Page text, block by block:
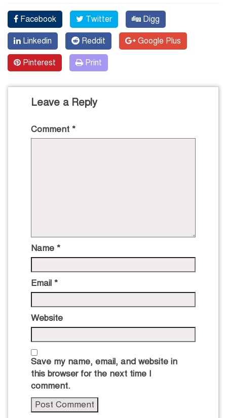
Facebook Twitter Digg
Linkedin Reddit Google Plus
Pinterest Print
Leave a Reply
Comment *
Name *
Email *
Website
Save my name, email, and website in
this browser for the next time I
comment.